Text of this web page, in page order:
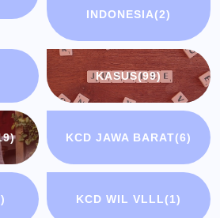
INDONESIA(2)
KASUS(99)
KCD JAWA BARAT(6)
KCD WIL VLLL(1)